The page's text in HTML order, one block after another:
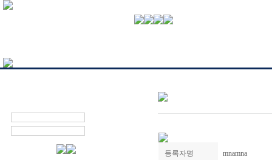
등록자명 mnamna